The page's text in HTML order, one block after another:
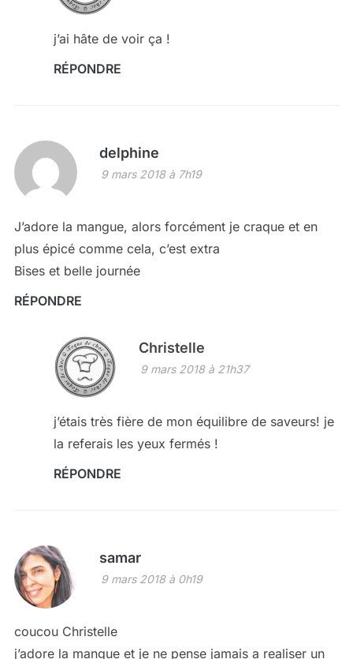
j’ai hâte de voir ça !
RÉPONDRE
delphine
9 mars 2018 à 7h19
J’adore la mangue, alors forcément je craque et en
plus épicé comme cela, c’est extra
Bises et belle journée
RÉPONDRE
Christelle
9 mars 2018 à 21h37
j’étais très fière de mon équilibre de saveurs! je
la referais les yeux fermés !
RÉPONDRE
samar
9 mars 2018 à 0h19
coucou Christelle
j’adore la mangue et je ne pense jamais a realiser un